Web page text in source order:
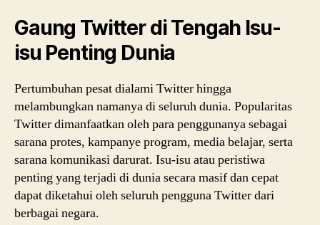
Gaung Twitter di Tengah Isu-
isu Penting Dunia
Pertumbuhan pesat dialami Twitter hingga
melambungkan namanya di seluruh dunia. Popularitas
Twitter dimanfaatkan oleh para penggunanya sebagai
sarana protes, kampanye program, media belajar, serta
sarana komunikasi darurat. Isu-isu atau peristiwa
penting yang terjadi di dunia secara masif dan cepat
dapat diketahui oleh seluruh pengguna Twitter dari
berbagai negara.